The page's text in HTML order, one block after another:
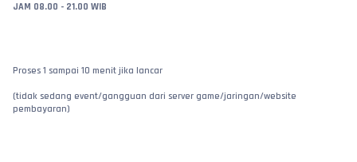
JAM 08.00 - 21.00 WIB
Proses 1 sampai 10 menit jika lancar
(tidak sedang event/gangguan dari server game/jaringan/website
pembayaran)